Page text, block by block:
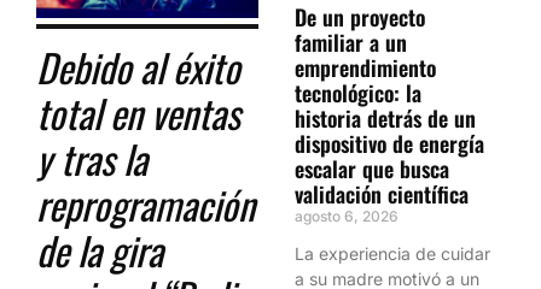
Debido al éxito
total en ventas
y tras la
reprogramación
de la gira
De un proyecto
familiar a un
emprendimiento
tecnológico: la
historia detrás de un
dispositivo de energía
escalar que busca
validación científica
agosto 6, 2026
La experiencia de cuidar
a su madre motivó a un